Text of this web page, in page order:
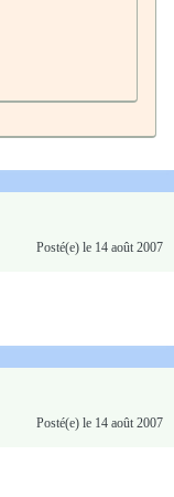
Posté(e) le 14 août 2007
Posté(e) le 14 août 2007